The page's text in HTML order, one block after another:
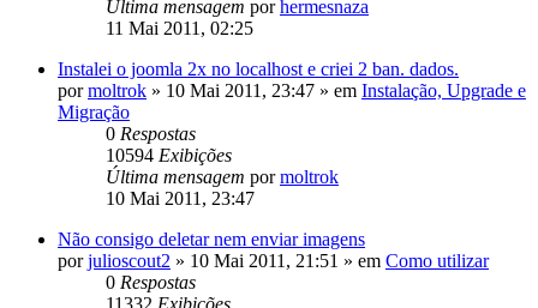
Última mensagem porhermesnaza
11 Mai 2011, 02:25
Instalei o joomla 2x no localhost e criei 2 ban. dados.
pormoltrok » 10 Mai 2011, 23:47 » em Instalação, Upgrade e
Migração
0 Respostas
10594 Exibições
Última mensagem pormoltrok
10 Mai 2011, 23:47
Não consigo deletar nem enviar imagens
porjulioscout2 » 10 Mai 2011, 21:51 » em Como utilizar
0 Respostas
11332 Exibições